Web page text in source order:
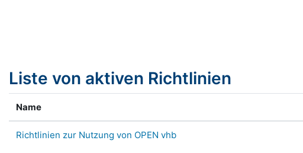
Liste von aktiven Richtlinien
Name
Richtlinien zur Nutzung von OPEN vhb